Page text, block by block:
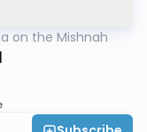
on the Mishnah